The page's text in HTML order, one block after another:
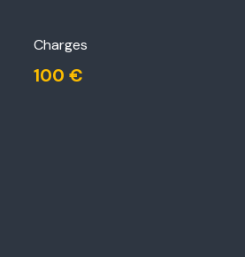
Charges
100 €